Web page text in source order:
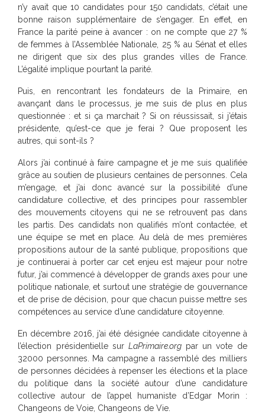
n’y avait que 10 candidates pour 150 candidats, c’était une
bonne raison supplémentaire de s’engager. En effet, en
France la parité peine à avancer : on ne compte que 27 %
de femmes à l’Assemblée Nationale, 25 % au Sénat et elles
ne dirigent que six des plus grandes villes de France.
L’égalité implique pourtant la parité.
Puis, en rencontrant les fondateurs de la Primaire, en
avançant dans le processus, je me suis de plus en plus
questionnée : et si ça marchait ? Si on réussissait, si j’étais
présidente, qu’est-ce que je ferai ? Que proposent les
autres, qui sont-ils ?
Alors j’ai continué à faire campagne et je me suis qualifiée
grâce au soutien de plusieurs centaines de personnes. Cela
m’engage, et j’ai donc avancé sur la possibilité d’une
candidature collective, et des principes pour rassembler
des mouvements citoyens qui ne se retrouvent pas dans
les partis. Des candidats non qualifiés m’ont contactée, et
une équipe se met en place. Au delà de mes premières
propositions autour de la santé publique, propositions que
je continuerai à porter car cet enjeu est majeur pour notre
futur, j’ai commencé à développer de grands axes pour une
politique nationale, et surtout une stratégie de gouvernance
et de prise de décision, pour que chacun puisse mettre ses
compétences au service d’une candidature citoyenne.
En décembre 2016, j’ai été désignée candidate citoyenne à
l’élection présidentielle surLaPrimaire.org par un vote de
32000 personnes. Ma campagne a rassemblé des milliers
de personnes décidées à repenser les élections et la place
du politique dans la société autour d’une candidature
collective autour de l’appel humaniste d’Edgar Morin :
Changeons de Voie, Changeons de Vie.